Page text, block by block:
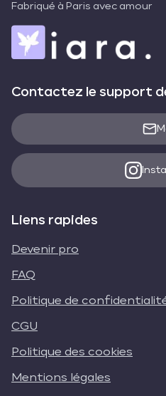
Fabriqué à Paris avec amour
Contactez le support
Liens rapides
Devenir pro
FAQ
Politique de
CGU
Politique des cookies
Mentions légales